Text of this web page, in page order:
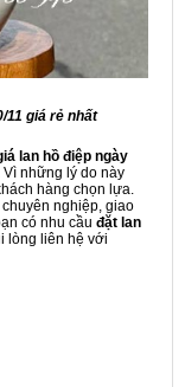
11 giá rẻ nhất
lan hồ điệp ngày
những lý do này
hàng chọn lựa.
nghiệp, giao
có nhu cầu đặt lan
lòng liên hệ với